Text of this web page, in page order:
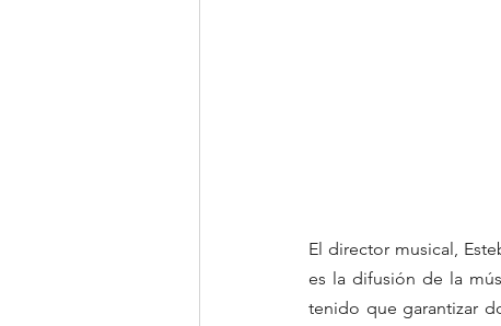
El director musical,
es la difusión de la
tenido que garantizar